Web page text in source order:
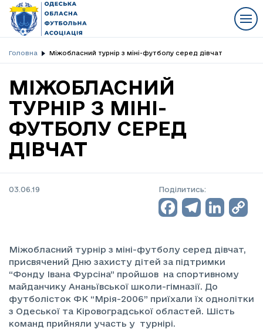
Головна Міжобласний турнір з міні-футболу серед дівчат
МІЖОБЛАСНИЙ
ТУРНІР З МІНІ-
ФУТБОЛУ СЕРЕД
ДІВЧАТ
03.06.19 Поділитись:
Міжобласний турнір з міні-футболу серед дівчат,
присвячений Дню захисту дітей за підтримки
“Фонду Івана Фурсіна” пройшов на спортивному
майданчику Ананьївської школи-гімназії. До
футболісток ФК “Мрія-2006” приїхали їх однолітки
з Одеської та Кіровоградської областей. Шість
команд прийняли участь у турнірі.